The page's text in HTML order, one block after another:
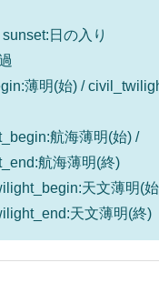
日の入り
薄明(始) /
航海薄明(始) /
航海薄明(終)
天文薄明(
天文薄明(終)